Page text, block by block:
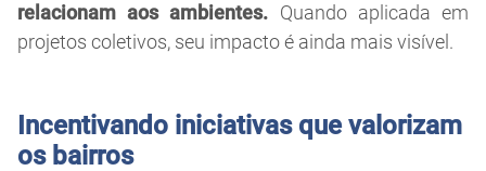
relacionam aos ambientes. Quando aplicada em
projetos coletivos, seu impacto é ainda mais visível.
Incentivando iniciativas que valorizam
os bairros